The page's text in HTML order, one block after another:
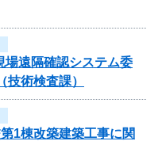
場遠隔確認システム委
術検査課）
1棟改築建築工事に関